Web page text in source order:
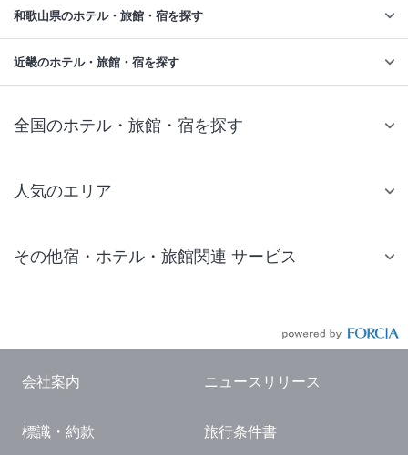
和歌山県のホテル・旅館・宿を探す
近畿のホテル・旅館・宿を探す
全国のホテル・旅館・宿を探す
人気のエリア
仙台 ホテル
東京ドーム ホテル
横浜 ホテル
その他宿・ホテル・旅館関連 サービス
国内観光ガイド
会社案内 ニュースリリース
標識・約款 旅行条件書